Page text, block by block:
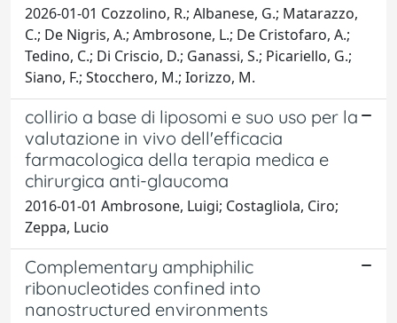
2026-01-01 Cozzolino, R.; Albanese, G.; Matarazzo,
C.; De Nigris, A.; Ambrosone, L.; De Cristofaro, A.;
Tedino, C.; Di Criscio, D.; Ganassi, S.; Picariello, G.;
Siano, F.; Stocchero, M.; Iorizzo, M.
collirio a base di liposomi e suo uso per la
valutazione in vivo dell'efficacia
farmacologica della terapia medica e
chirurgica anti-glaucoma
2016-01-01 Ambrosone, Luigi; Costagliola, Ciro;
Zeppa, Lucio
Complementary amphiphilic
ribonucleotides confined into
nanostructured environments